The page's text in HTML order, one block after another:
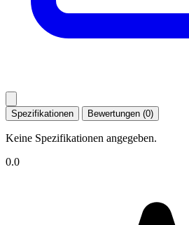
Spezifikationen Bewertungen (0)
Keine Spezifikationen angegeben.
0.0